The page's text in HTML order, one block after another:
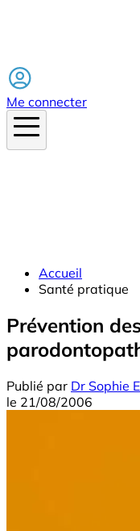
Me connecter
Accueil
Santé pratique
Prévention
Publié par Dr Sophie
le 21/08/2006